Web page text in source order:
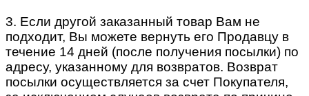
3. Если другой заказанный товар Вам не
подходит, Вы можете вернуть его Продавцу в
течение 14 дней (после получения посылки) по
адресу, указанному для возвратов. Возврат
посылки осуществляется за счет Покупателя,